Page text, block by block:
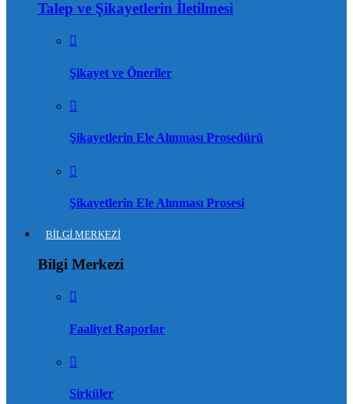
Talep ve Şikayetlerin İletilmesi
Şikayet ve Öneriler
Şikayetlerin Ele Alınması Prosedürü
Şikayetlerin Ele Alınması Prosesi
BİLGİ MERKEZİ
Bilgi Merkezi
Faaliyet Raporlar
Sirküler